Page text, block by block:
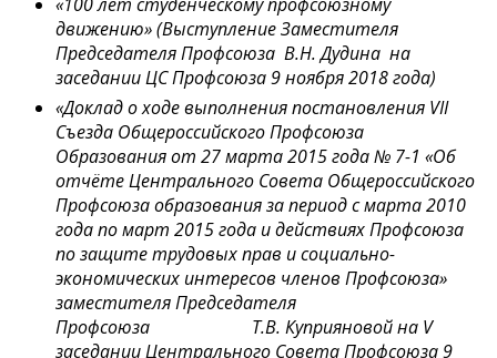
движению» (Выступление Заместителя
Председателя Профсоюза В.Н. Дудина на
заседании ЦС Профсоюза 9 ноября 2018 года)
«Доклад о ходе выполнения постановления VII
Съезда Общероссийского Профсоюза
Образования от 27 марта 2015 года № 7-1 «Об
отчёте Центрального Совета Общероссийского
Профсоюза образования за период с марта 2010
года по март 2015 года и действиях Профсоюза
по защите трудовых прав и социально-
экономических интересов членов Профсоюза»
заместителя Председателя
Профсоюза Т.В. Куприяновой на V
заседании Центрального Совета Профсоюза 9